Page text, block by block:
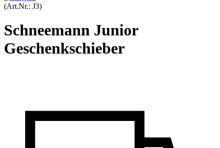
(Art.Nr.: J3)
Schneemann Junior
Geschenkschieber